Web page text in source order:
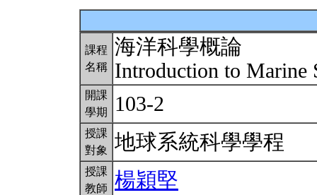
課程
名稱
海洋科學概論
Introduction to Marine
開課
學期
103-2
授課
對象
地球系統科學學程
授課
教師
楊穎堅